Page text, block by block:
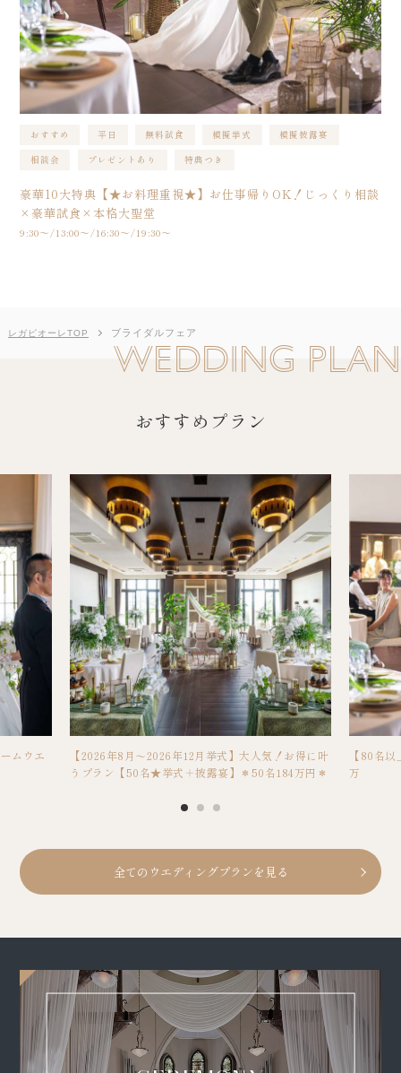
おすすめ 平日 無料試食 模擬挙式 模擬披露宴
相談会 プレゼントあり 特典つき
豪華10大特典【★お料理重視★】お仕事帰りOK！じっくり相談
×豪華試食×本格大聖堂
9:30〜/13:00〜/16:30〜/19:30〜
レガピオーレTOP ブライダルフェア
WEDDING PLAN
おすすめプラン
ムウエ
【2026年8月～2026年12月挙式】大人気！お得に叶
うプラン【50名★挙式＋披露宴】＊50名184万円＊
【80名
万
全てのウエディングプランを見る